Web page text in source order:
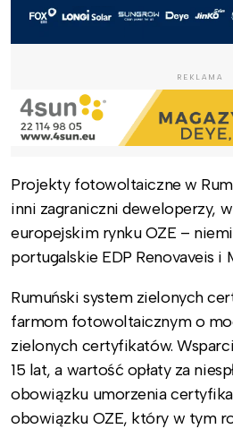
REKLAMA
Projekty fotowoltaiczne w
inni zagraniczni deweloperzy,
europejskim rynku OZE –
portugalskie EDP Renovaveis i
Rumuński system zielonych
farmom fotowoltaicznym o
zielonych certyfikatów.
15 lat, a wartość opłaty za
obowiązku umorzenia
obowiązku OZE, który w tym